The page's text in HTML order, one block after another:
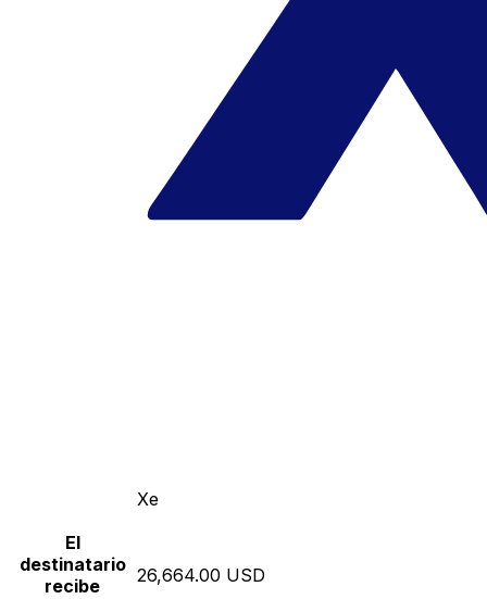
Xe
El
destinatario
recibe
26,664.00 USD